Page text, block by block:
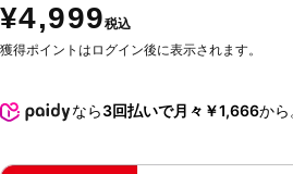
¥4,999税込
獲得ポイントはログイン後に表示されます。
なら3回払いで月々￥1,666か